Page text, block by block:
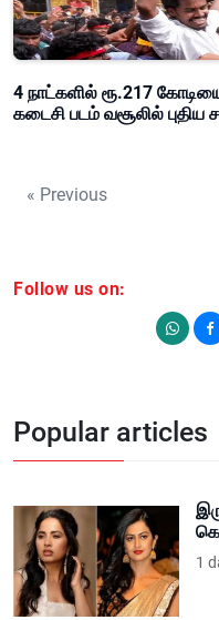
4 நாட்களில் ரூ.217
கடைசி படம் வசூலில்
« Previous
Follow us on:
Popular articles
1